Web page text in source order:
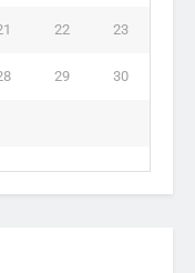
22 23
29 30